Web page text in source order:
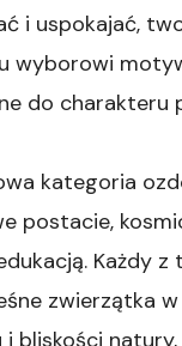
i uspokajać,
wyborowi
do charakteru
kategoria
postacie,
Każdy
zwierzątka
bliskości